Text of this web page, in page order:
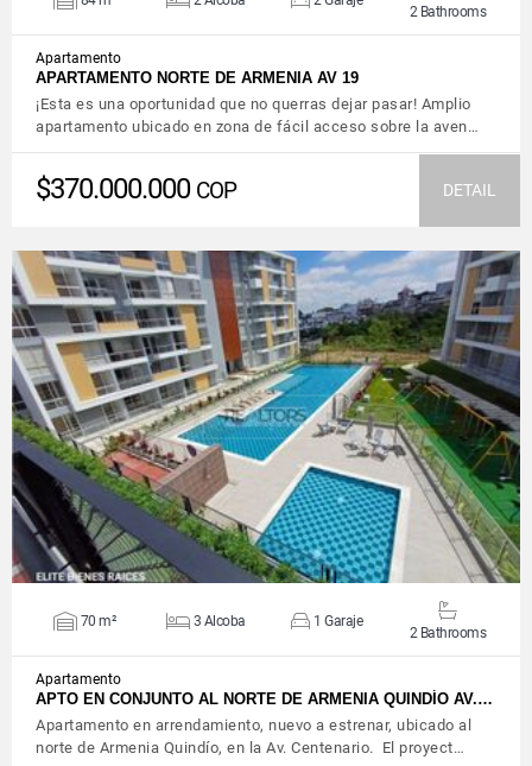
2 Bathrooms
Apartamento
APARTAMENTO NORTE DE ARMENIA AV 19
¡Esta es una oportunidad que no querras dejar pasar! Amplio
apartamento ubicado en zona de fácil acceso sobre la aven…
$370.000.000 COP DETAIL
VIEW DETAILS
70 m² 3 Alcoba 1 Garaje
2 Bathrooms
Apartamento
APTO EN CONJUNTO AL NORTE DE ARMENIA QUINDÍO AV.…
Apartamento en arrendamiento, nuevo a estrenar, ubicado al
norte de Armenia Quindío, en la Av. Centenario. El proyect…